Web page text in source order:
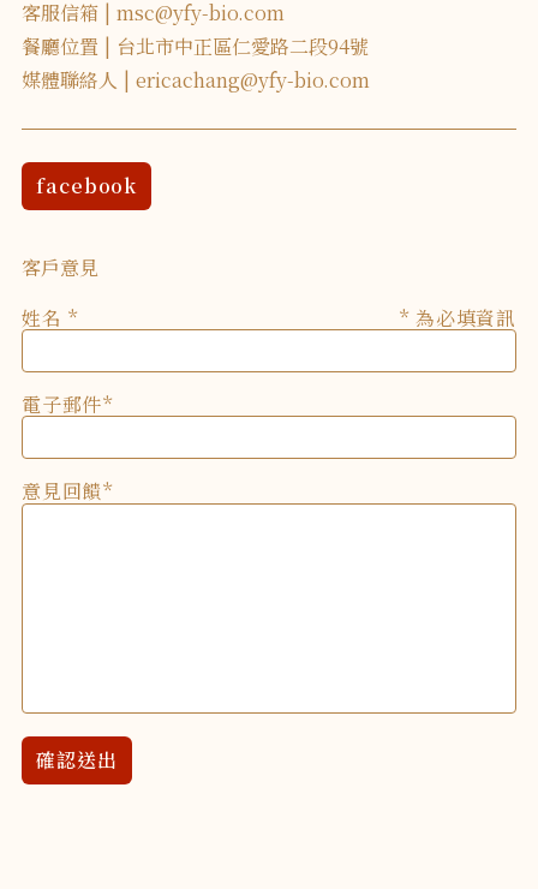
客服信箱
msc@yfy-bio.com
餐廳位置
台北市中正區仁愛路二段94號
媒體聯絡人
ericachang@yfy-bio.com
facebook
客戶意見
姓名
* 為必填資訊
電子郵件
意見回饋
確認送出